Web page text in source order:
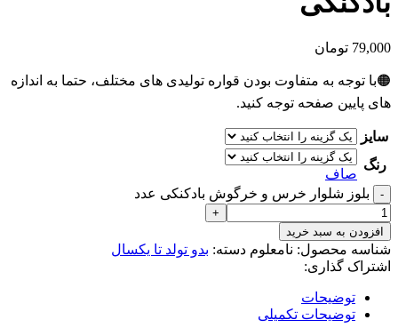
79,000 تومان
🟠با توجه به متفاوت بودن قواره تولیدی های مختلف، حتما به اندازه
های پایین صفحه توجه کنید.
سایز
رنگ
صاف
بلوز شلوار خرس و خرگوش بادکنکی عدد
افزودن به سبد خرید
شناسه محصول: نامعلوم دسته: بدو تولد تا یکسال
اشتراک گذاری:
توضیحات
توضیحات تکمیلی